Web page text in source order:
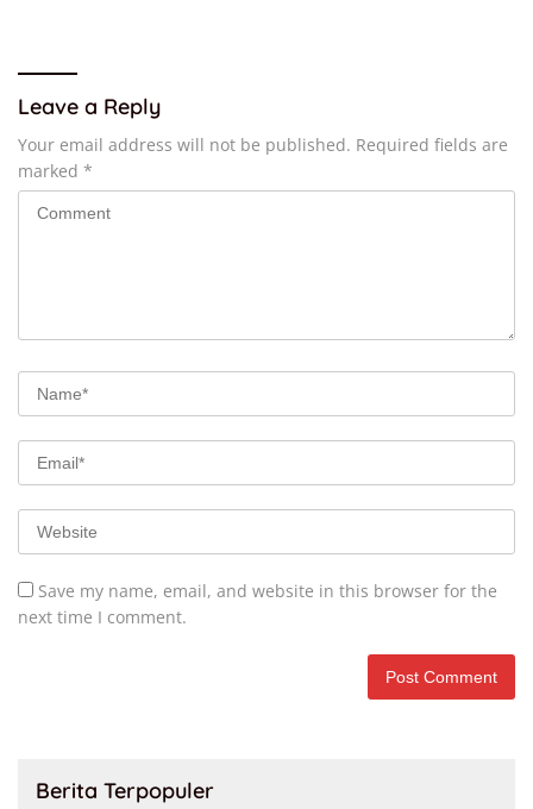
Leave a Reply
Your email address will not be published. Required fields are
marked *
Save my name, email, and website in this browser for the
next time I comment.
Berita Terpopuler